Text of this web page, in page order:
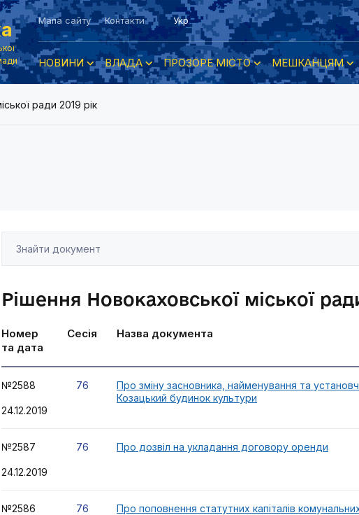
Мапа сайту Контакти Укр
НОВИНИ ВЛАДА ПРОЗОРЕ МІСТО МЕШКАНЦЯМ
ради 2019 рік
Рішення Новокаховської міської
Номер
та дата
Сесія Назва документа
№2588
24.12.2019
76
Про зміну засновника, найменування та
Козацький будинок культури
№2587
24.12.2019
76 Про дозвіл на укладання договору оренди
№2586 76 Про поповнення статутних капіталів